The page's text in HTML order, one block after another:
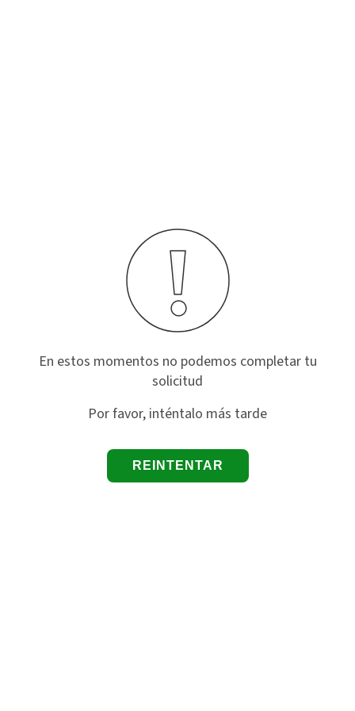
En estos momentos no podemos completar tu
solicitud
Por favor, inténtalo más tarde
REINTENTAR